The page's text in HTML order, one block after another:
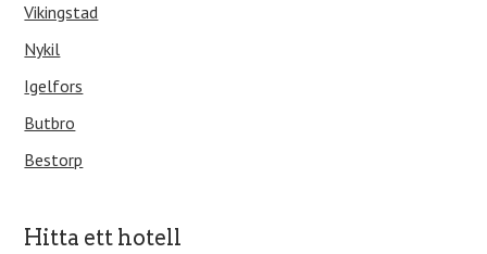
Vikingstad
Nykil
Igelfors
Butbro
Bestorp
Hitta ett hotell